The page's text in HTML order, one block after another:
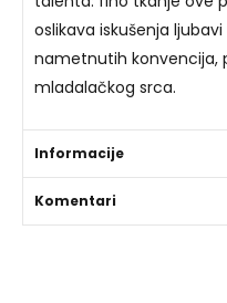
oslikava iskušenja
nametnutih konvencija,
mladalačkog srca.
Informacije
Komentari